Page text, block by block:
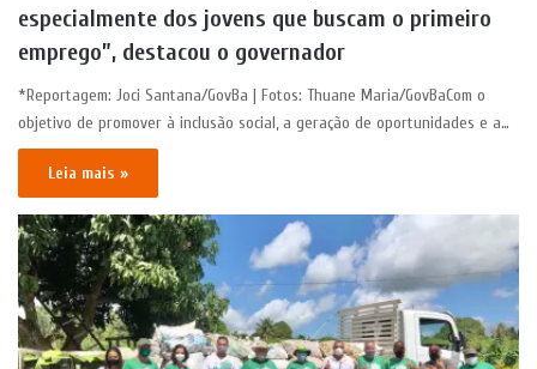
especialmente dos jovens que buscam o primeiro
emprego”, destacou o governador
*Reportagem: Joci Santana/GovBa | Fotos: Thuane Maria/GovBaCom o
objetivo de promover à inclusão social, a geração de oportunidades e a…
Leia mais »